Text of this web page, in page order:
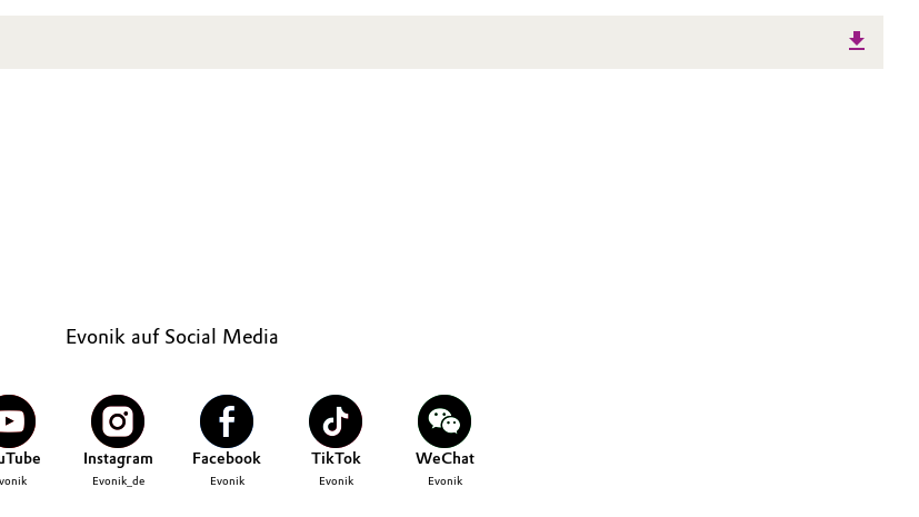
Evonik auf Social Media
Instagram
Evonik_de
Facebook
Evonik
TikTok
Evonik
WeChat
Evonik